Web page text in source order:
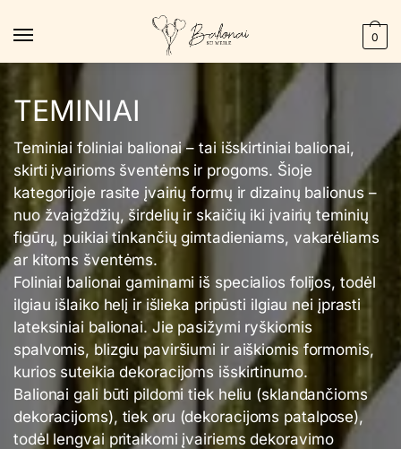
0
TEMINIAI
Teminiai foliniai balionai – tai išskirtiniai balionai,
skirti įvairioms šventėms ir progoms. Šioje
kategorijoje rasite įvairių formų ir dizainų balionus –
nuo žvaigždžių, širdelių ir skaičių iki įvairių teminių
figūrų, puikiai tinkančių gimtadieniams, vakarėliams
ar kitoms šventėms.
Foliniai balionai gaminami iš specialios folijos, todėl
ilgiau išlaiko helį ir išlieka pripūsti ilgiau nei įprasti
lateksiniai balionai. Jie pasižymi ryškiomis
spalvomis, blizgiu paviršiumi ir aiškiomis formomis,
kurios suteikia dekoracijoms išskirtinumo.
Balionai gali būti pildomi tiek heliu (sklandančioms
dekoracijoms), tiek oru (dekoracijoms patalpose),
todėl lengvai pritaikomi įvairiems dekoravimo